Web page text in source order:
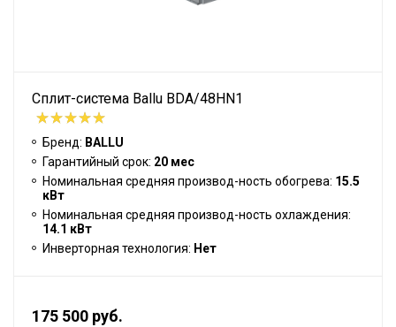
Сплит-система Ballu BDA/48HN1
Бренд: BALLU
Гарантийный срок: 20 мес
Номинальная средняя производ-ность обогрева: 15.5
кВт
Номинальная средняя производ-ность охлаждения:
14.1 кВт
Инверторная технология: Нет
175 500 руб.